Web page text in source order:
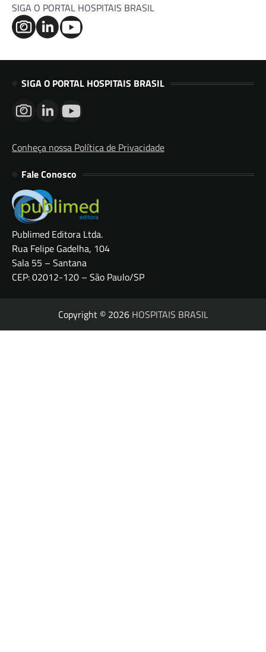
SIGA O PORTAL HOSPITAIS BRASIL
SIGA O PORTAL HOSPITAIS BRASIL
Conheça nossa Política de Privacidade
Fale Conosco
Publimed Editora Ltda.
Rua Felipe Gadelha, 104
Sala 55 – Santana
CEP: 02012-120 – São Paulo/SP
Copyright © 2026 HOSPITAIS BRASIL